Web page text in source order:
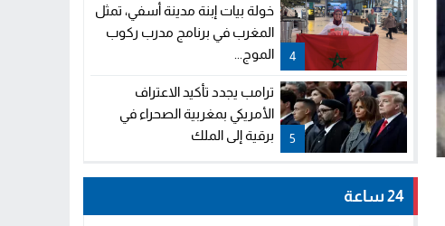
4
خولة بيات إبنة مدينة أسفي، تمثل
المغرب في برنامج مدرب ركوب
الموج...
5
ترامب يجدد تأكيد الاعتراف
الأمريكي بمغربية الصحراء في
برقية إلى الملك
24 ساعة